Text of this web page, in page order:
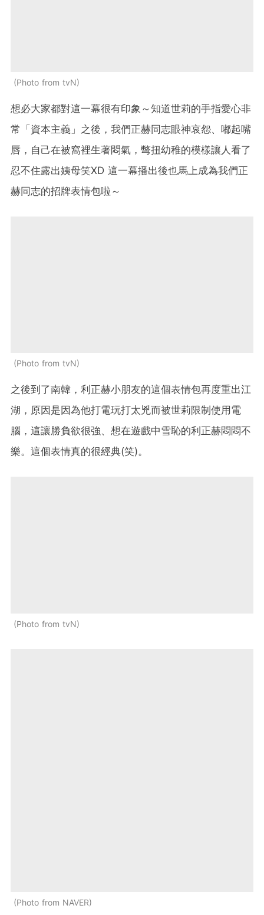
Photo from tvN
想必大家都對這一幕很有印象～知道世莉的手指愛心非
常「資本主義」之後，我們正赫同志眼神哀怨、嘟起嘴
唇，自己在被窩裡生著悶氣，彆扭幼稚的模樣讓人看了
忍不住露出姨母笑XD 這一幕播出後也馬上成為我們正
赫同志的招牌表情包啦～
Photo from tvN
之後到了南韓，利正赫小朋友的這個表情包再度重出江
湖，原因是因為他打電玩打太兇而被世莉限制使用電
腦，這讓勝負欲很強、想在遊戲中雪恥的利正赫悶悶不
樂。這個表情真的很經典(笑)。
Photo from tvN
Photo from NAVER